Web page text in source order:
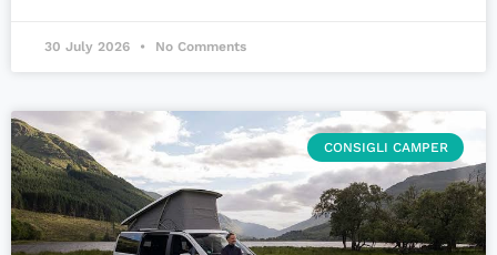
30 July 2026 No Comments
CONSIGLI CAMPER